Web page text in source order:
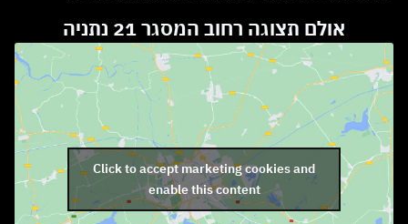
אולם תצוגה רחוב המסגר 21 נתניה
Click to accept marketing cookies and
enable this content